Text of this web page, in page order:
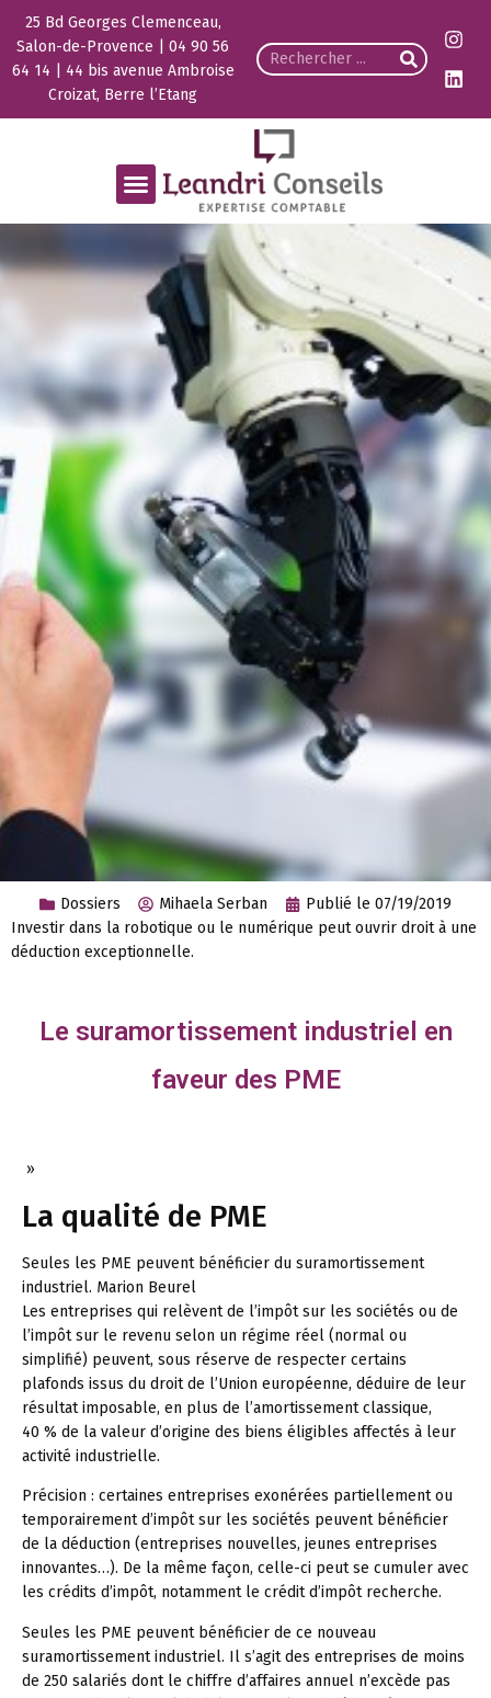
25 Bd Georges Clemenceau,
Salon-de-Provence | 04 90 56
64 14 | 44 bis avenue Ambroise
Croizat, Berre l’Etang
Dossiers Mihaela Serban Publié le 07/19/2019
Investir dans la robotique ou le numérique peut ouvrir droit à une
déduction exceptionnelle.
Le suramortissement industriel en
faveur des PME
»
La qualité de PME
Seules les PME peuvent bénéficier du suramortissement
industriel. Marion Beurel
Les entreprises qui relèvent de l’impôt sur les sociétés ou de
l’impôt sur le revenu selon un régime réel (normal ou
simplifié) peuvent, sous réserve de respecter certains
plafonds issus du droit de l’Union européenne, déduire de leur
résultat imposable, en plus de l’amortissement classique,
40 % de la valeur d’origine des biens éligibles affectés à leur
activité industrielle.
Précision : certaines entreprises exonérées partiellement ou
temporairement d’impôt sur les sociétés peuvent bénéficier
de la déduction (entreprises nouvelles, jeunes entreprises
innovantes…). De la même façon, celle-ci peut se cumuler avec
les crédits d’impôt, notamment le crédit d’impôt recherche.
Seules les PME peuvent bénéficier de ce nouveau
suramortissement industriel. Il s’agit des entreprises de moins
de 250 salariés dont le chiffre d’affaires annuel n’excède pas